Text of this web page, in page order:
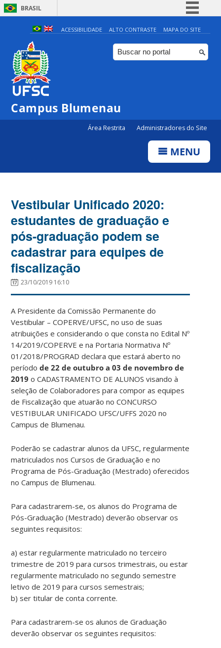
BRASIL
Simplifique!
Comunica BR
Participe
ACESSIBILIDADE ALTO CONTRASTE MAPA DO SITE
Campus Blumenau
Área Restrita Administradores do Site
MENU
Vestibular Unificado 2020:
estudantes de graduação e
pós-graduação podem se
cadastrar para equipes de
fiscalização
23/10/2019 16:10
A Presidente da Comissão Permanente do
Vestibular – COPERVE/UFSC, no uso de suas
atribuições e considerando o que consta no Edital Nº
14/2019/COPERVE e na Portaria Normativa Nº
01/2018/PROGRAD declara que estará aberto no
períodode 22 de outubro a 03 de novembro de
2019 o CADASTRAMENTO DE ALUNOS visando à
seleção de Colaboradores para compor as equipes
de Fiscalização que atuarão no CONCURSO
VESTIBULAR UNIFICADO UFSC/UFFS 2020 no
Campus de Blumenau.
Poderão se cadastrar alunos da UFSC, regularmente
matriculados nos Cursos de Graduação e no
Programa de Pós-Graduação (Mestrado) oferecidos
no Campus de Blumenau.
Para cadastrarem-se, os alunos do Programa de
Pós-Graduação (Mestrado) deverão observar os
seguintes requisitos:
a) estar regularmente matriculado no terceiro
trimestre de 2019 para cursos trimestrais, ou estar
regularmente matriculado no segundo semestre
letivo de 2019 para cursos semestrais;
b) ser titular de conta corrente.
Para cadastrarem-se os alunos de Graduação
deverão observar os seguintes requisitos: